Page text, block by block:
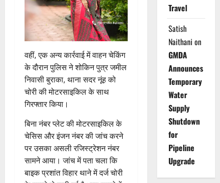
वहीं, एक अन्य कार्रवाई में वाहन चेकिंग
के दौरान पुलिस ने शोकिन पुत्र जमील
निवासी बुराका, थाना सदर नूंह को
चोरी की मोटरसाइकिल के साथ
गिरफ्तार किया।
बिना नंबर प्लेट की मोटरसाइकिल के
चेसिस और इंजन नंबर की जांच करने
पर उसका असली रजिस्ट्रेशन नंबर
सामने आया। जांच में पता चला कि
बाइक प्रशांत विहार थाने में दर्ज चोरी
Travel
Satish
Naithani on
GMDA
Announces
Temporary
Water
Supply
Shutdown
for
Pipeline
Upgrade